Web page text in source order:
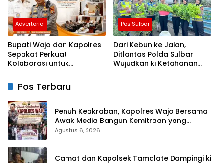
Advertorial
Bupati Wajo dan Kapolres
Sepakat Perkuat
Kolaborasi untuk
Pos Sulbar
Dari Kebun ke Jalan,
Ditlantas Polda Sulbar
Wujudkan ki Ketahanan
Pos Terbaru
Penuh Keakraban, Kapolres Wajo Bersama
Awak Media Bangun Kemitraan yang
Harmonis
Agustus 6, 2026
Camat dan Kapolsek Tamalate Dampingi ki